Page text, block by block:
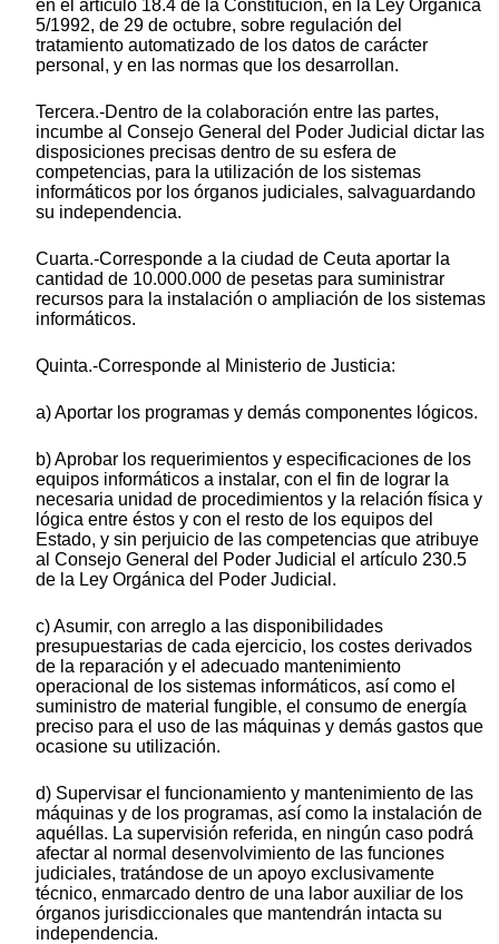
en el artículo 18.4 de la Constitución, en la Ley Orgánica
5/1992, de 29 de octubre, sobre regulación del
tratamiento automatizado de los datos de carácter
personal, y en las normas que los desarrollan.
Tercera.-Dentro de la colaboración entre las partes,
incumbe al Consejo General del Poder Judicial dictar las
disposiciones precisas dentro de su esfera de
competencias, para la utilización de los sistemas
informáticos por los órganos judiciales, salvaguardando
su independencia.
Cuarta.-Corresponde a la ciudad de Ceuta aportar la
cantidad de 10.000.000 de pesetas para suministrar
recursos para la instalación o ampliación de los sistemas
informáticos.
Quinta.-Corresponde al Ministerio de Justicia:
a) Aportar los programas y demás componentes lógicos.
b) Aprobar los requerimientos y especificaciones de los
equipos informáticos a instalar, con el fin de lograr la
necesaria unidad de procedimientos y la relación física y
lógica entre éstos y con el resto de los equipos del
Estado, y sin perjuicio de las competencias que atribuye
al Consejo General del Poder Judicial el artículo 230.5
de la Ley Orgánica del Poder Judicial.
c) Asumir, con arreglo a las disponibilidades
presupuestarias de cada ejercicio, los costes derivados
de la reparación y el adecuado mantenimiento
operacional de los sistemas informáticos, así como el
suministro de material fungible, el consumo de energía
preciso para el uso de las máquinas y demás gastos que
ocasione su utilización.
d) Supervisar el funcionamiento y mantenimiento de las
máquinas y de los programas, así como la instalación de
aquéllas. La supervisión referida, en ningún caso podrá
afectar al normal desenvolvimiento de las funciones
judiciales, tratándose de un apoyo exclusivamente
técnico, enmarcado dentro de una labor auxiliar de los
órganos jurisdiccionales que mantendrán intacta su
independencia.